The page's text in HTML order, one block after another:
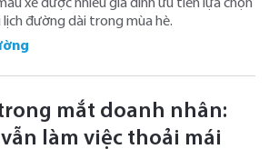
xe được nhiều gia đình ưu tiên lựa chọn
lịch đường dài trong mùa hè.
trong mắt doanh nhân:
làm việc thoải mái